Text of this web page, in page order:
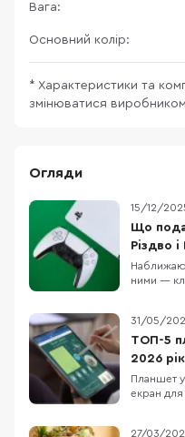
Вага:
Основний колір:
* Характеристики та
змінюватися
Огляди
15/12/
Що
Різдво
який
ними —
ідей під
офісного
та
31/05/
ТОП-5
2026 рік
Планшет
екран для
27/03/